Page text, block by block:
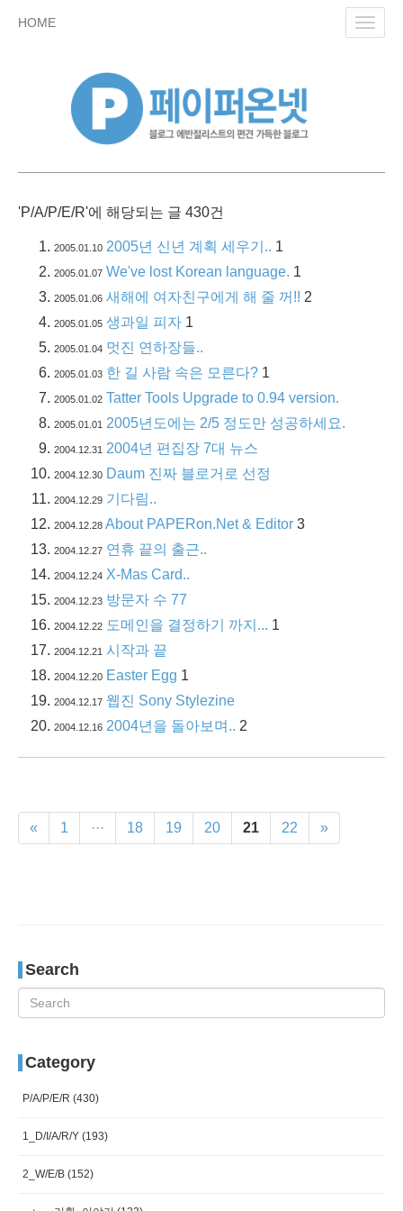
HOME
'P/A/P/E/R'에 해당되는 글 430건
2005.01.10 2005년 신년 계획 세우기.. 1
2005.01.07 We've lost Korean language. 1
2005.01.06 새해에 여자친구에게 해 줄 꺼!! 2
2005.01.05 생과일 피자 1
2005.01.04 멋진 연하장들..
2005.01.03 한 길 사람 속은 모른다? 1
2005.01.02 Tatter Tools Upgrade to 0.94 version.
2005.01.01 2005년도에는 2/5 정도만 성공하세요.
2004.12.31 2004년 편집장 7대 뉴스
2004.12.30 Daum 진짜 블로거로 선정
2004.12.29 기다림..
2004.12.28 About PAPERon.Net & Editor 3
2004.12.27 연휴 끝의 출근..
2004.12.24 X-Mas Card..
2004.12.23 방문자 수 77
2004.12.22 도메인을 결정하기 까지... 1
2004.12.21 시작과 끝
2004.12.20 Easter Egg 1
2004.12.17 웹진 Sony Stylezine
2004.12.16 2004년을 돌아보며.. 2
« 1 ··· 18 19 20 21 22 »
Search
Category
P/A/P/E/R (430)
1_D/I/A/R/Y (193)
2_W/E/B (152)